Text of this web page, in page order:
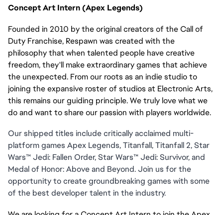
Concept Art Intern (Apex Legends)
Founded in 2010 by the original creators of the Call of
Duty Franchise, Respawn was created with the
philosophy that when talented people have creative
freedom, they'll make extraordinary games that achieve
the unexpected. From our roots as an indie studio to
joining the expansive roster of studios at Electronic Arts,
this remains our guiding principle. We truly love what we
do and want to share our passion with players worldwide.
Our shipped titles include critically acclaimed multi-
platform games Apex Legends, Titanfall, Titanfall 2, Star
Wars™ Jedi: Fallen Order, Star Wars™ Jedi: Survivor, and
Medal of Honor: Above and Beyond. Join us for the
opportunity to create groundbreaking games with some
of the best developer talent in the industry.